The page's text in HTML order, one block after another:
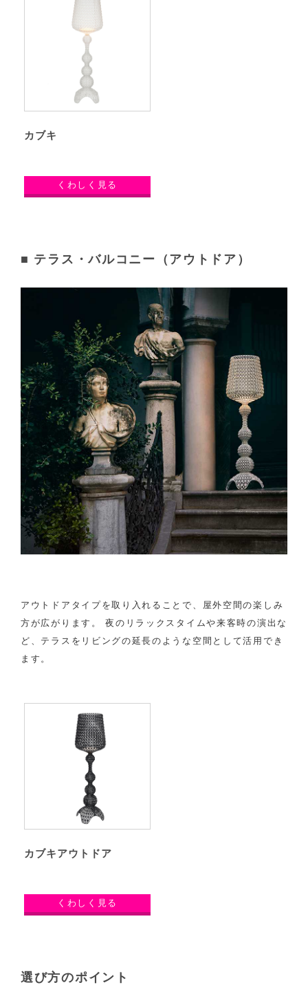
カブキ
くわしく見る
■ テラス・バルコニー（アウトドア）
アウトドアタイプを取り入れることで、屋外空間の楽しみ
方が広がります。 夜のリラックスタイムや来客時の演出な
ど、テラスをリビングの延長のような空間として活用でき
ます。
カブキアウトドア
くわしく見る
選び方のポイント